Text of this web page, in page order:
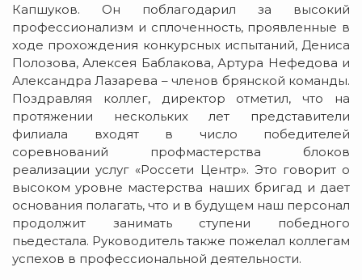
Капшуков. Он поблагодарил за высокий
профессионализм и сплоченность, проявленные в
ходе прохождения конкурсных испытаний, Дениса
Полозова, Алексея Баблакова, Артура Нефедова и
Александра Лазарева – членов брянской команды.
Поздравляя коллег, директор отметил, что на
протяжении нескольких лет представители
филиала входят в число победителей
соревнований профмастерства блоков
реализации услуг «Россети Центр». Это говорит о
высоком уровне мастерства наших бригад и дает
основания полагать, что и в будущем наш персонал
продолжит занимать ступени победного
пьедестала. Руководитель также пожелал коллегам
успехов в профессиональной деятельности.